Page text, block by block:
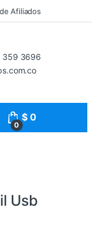
Afiliados
359 3696
0
$ 0
Usb